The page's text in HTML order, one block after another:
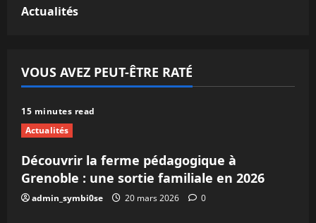
Actualités
VOUS AVEZ PEUT-ÊTRE RATÉ
15 minutes read
Actualités
Découvrir la ferme pédagogique à
Grenoble : une sortie familiale en 2026
admin_symbi0se 20 mars 2026 0